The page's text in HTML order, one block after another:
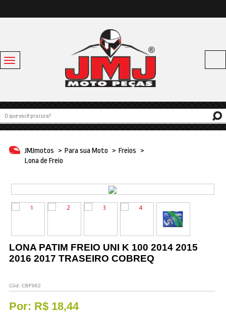
Toggle
navigation
Baús e Bagageiros
Capacetes
Linha Bike
Para sua moto
Pneus e Câmaras
Promoções
JMJmotos > Para sua Moto > Freios >
Lona de Freio
LONA PATIM FREIO UNI K 100 2014 2015
2016 2017 TRASEIRO COBREQ
Cód: CBF962
Por: R$ 18,44